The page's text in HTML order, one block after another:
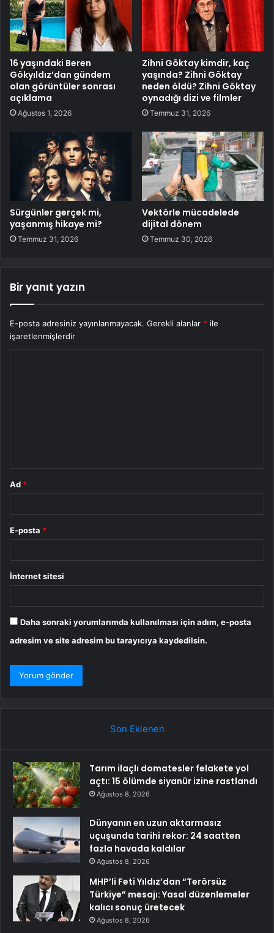
16 yaşındaki Beren
Gökyıldız’dan gündem
olan görüntüler sonrası
açıklama
Ağustos 1, 2026
Zihni Göktay kimdir, kaç
yaşında? Zihni Göktay
neden öldü? Zihni Göktay
oynadığı dizi ve filmler
Temmuz 31, 2026
Sürgünler gerçek mi,
yaşanmış hikaye mi?
Temmuz 31, 2026
Vektörle mücadelede
dijital dönem
Temmuz 30, 2026
Bir yanıt yazın
E-posta adresiniz yayınlanmayacak. Gerekli alanlar * ile
işaretlenmişlerdir
Ad *
E-posta *
İnternet sitesi
Daha sonraki yorumlarımda kullanılması için adım, e-posta
adresim ve site adresim bu tarayıcıya kaydedilsin.
Son Eklenen
Tarım ilaçlı domatesler felakete yol
açtı: 15 ölümde siyanür izine rastlandı
Ağustos 8, 2026
Dünyanın en uzun aktarmasız
uçuşunda tarihi rekor: 24 saatten
fazla havada kaldılar
Ağustos 8, 2026
MHP’li Feti Yıldız’dan “Terörsüz
Türkiye” mesajı: Yasal düzenlemeler
kalıcı sonuç üretecek
Ağustos 8, 2026